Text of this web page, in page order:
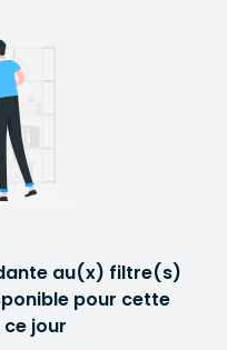
la conception jusqu'à
d'exécution
techniques,
des
au(x) filtre(s)
pour cette
jour